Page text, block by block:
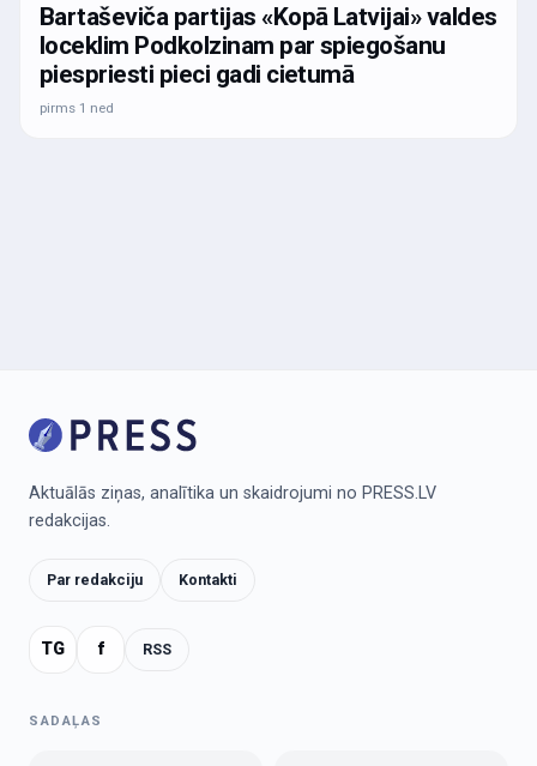
Bartaševiča partijas «Kopā Latvijai» valdes
loceklim Podkolzinam par spiegošanu
piespriesti pieci gadi cietumā
pirms 1 ned
Aktuālās ziņas, analītika un skaidrojumi no PRESS.LV
redakcijas.
Par redakciju Kontakti
TG f RSS
SADAĻAS